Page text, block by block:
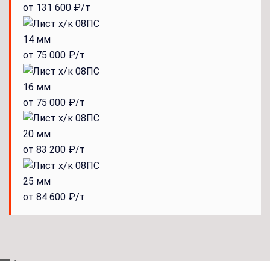
от 131 600 ₽/т
14 мм
от 75 000 ₽/т
16 мм
от 75 000 ₽/т
20 мм
от 83 200 ₽/т
25 мм
от 84 600 ₽/т